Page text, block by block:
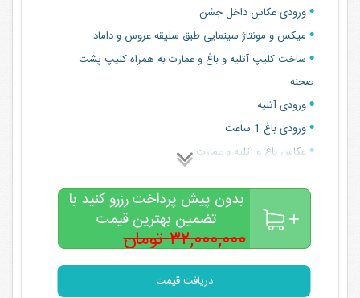
ورودی عکاس داخل جشن
میکس و مونتاژ سینمایی طبق سلیقه عروس و داماد
ساخت کلیپ آتلیه و باغ و عمارت به همراه کلیپ پشت
صحنه
ورودی آتلیه
ورودی باغ 1 ساعت
عکاس باغ و آتلیه و عمارت
بدون پیش پرداخت رزرو کنید با
تضمین بهترین قیمت
۳۲,۰۰۰,۰۰۰ تومان
۲۸,۰۰۰,۰۰۰تومان
دریافت قیمت